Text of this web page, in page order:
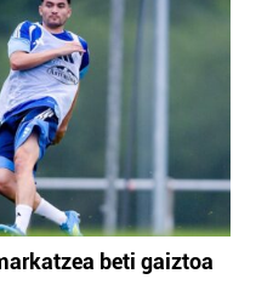
beti gaiztoa